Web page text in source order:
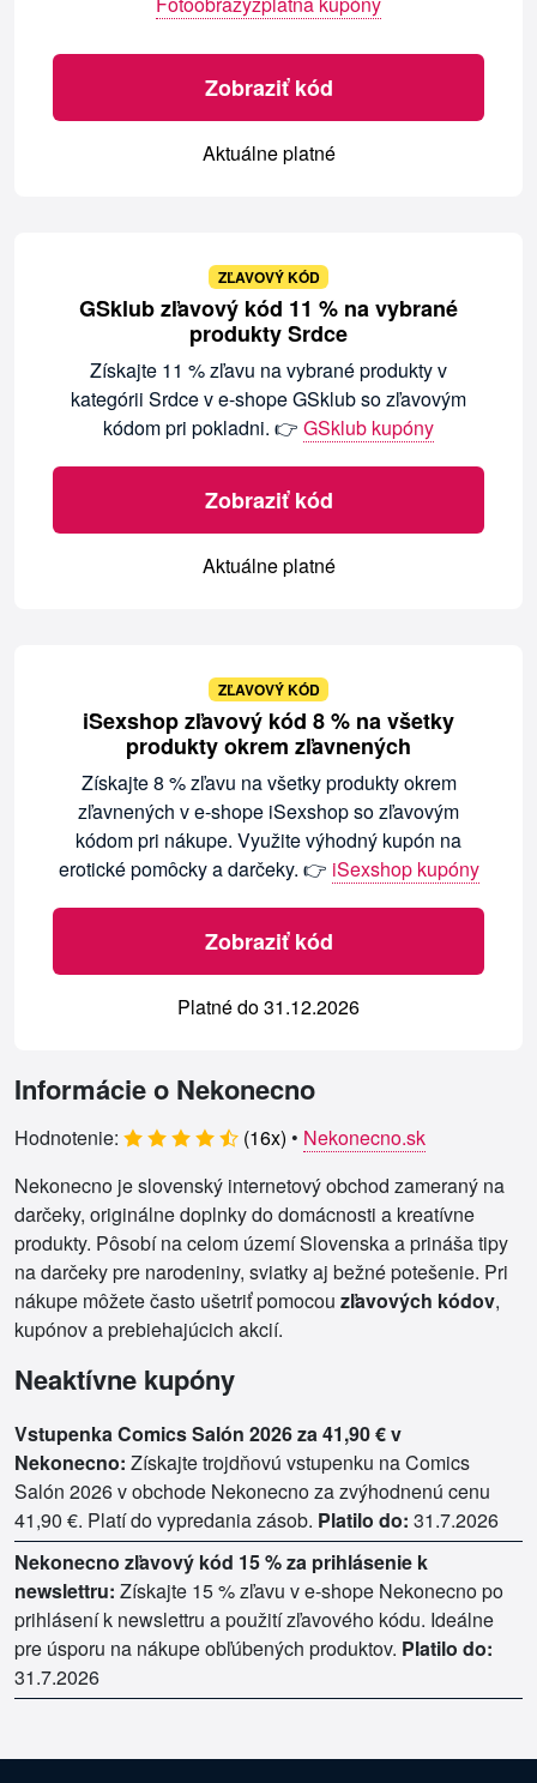
Zobraziť kód
Aktuálne platné
ZĽAVOVÝ KÓD
GSklub zľavový kód 11 % na vybrané
produkty Srdce
Získajte 11 % zľavu na vybrané produkty v
kategórii Srdce v e-shope GSklub so zľavovým
kódom pri pokladni. 👉 GSklub kupóny
Zobraziť kód
Aktuálne platné
ZĽAVOVÝ KÓD
iSexshop zľavový kód 8 % na všetky
produkty okrem zľavnených
Získajte 8 % zľavu na všetky produkty okrem
zľavnených v e-shope iSexshop so zľavovým
kódom pri nákupe. Využite výhodný kupón na
erotické pomôcky a darčeky. 👉 iSexshop kupóny
Zobraziť kód
Platné do 31.12.2026
Informácie o Nekonecno
Hodnotenie: (16x) • Nekonecno.sk
Nekonecno je slovenský internetový obchod zameraný na
darčeky, originálne doplnky do domácnosti a kreatívne
produkty. Pôsobí na celom území Slovenska a prináša tipy
na darčeky pre narodeniny, sviatky aj bežné potešenie. Pri
nákupe môžete často ušetriť pomocou zľavových kódov,
kupónov a prebiehajúcich akcií.
Neaktívne kupóny
Vstupenka Comics Salón 2026 za 41,90 € v
Nekonecno: Získajte trojdňovú vstupenku na Comics
Salón 2026 v obchode Nekonecno za zvýhodnenú cenu
41,90 €. Platí do vypredania zásob. Platilo do: 31.7.2026
Nekonecno zľavový kód 15 % za prihlásenie k
newslettru: Získajte 15 % zľavu v e-shope Nekonecno po
prihlásení k newslettru a použití zľavového kódu. Ideálne
pre úsporu na nákupe obľúbených produktov. Platilo do:
31.7.2026